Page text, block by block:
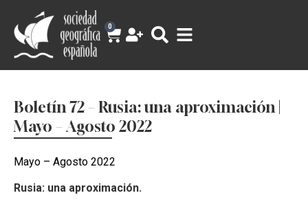
0
Boletín 72 – Rusia: una aproximación |
Mayo – Agosto 2022
Mayo – Agosto 2022
Rusia: una aproximación.